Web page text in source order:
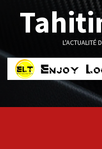
L'ACTUALITÉ